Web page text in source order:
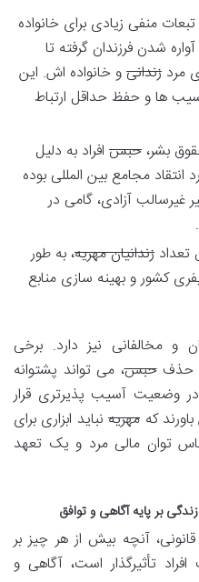
تبعات منفی زیادی برای خانواده
شدن فرزندان گرفته تا
مرد زندانیو خانواده اش. این
ها و حفظ حداقل ارتباط
بشر، حبس افراد به دلیل
انتقاد مجامع بین المللی بوده
غیرسالب آزادی، گامی در
زندانیان مهریه، به طور
کشور و بهینه سازی منابع
و مخالفانی نیز دارد. برخی
حذفحبس، می تواند پشتوانه
وضعیت آسیب پذیرتری قرار
کهمهریهنباید ابزاری برای
توان مالی مرد و یک تعهد
بر پایه آگاهی و توافق
آنچه بیش از هر چیز بر
تأثیرگذار است، آگاهی و